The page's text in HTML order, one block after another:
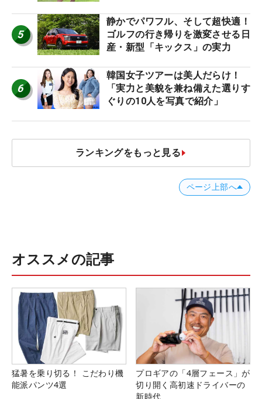
5
静かでパワフル、そして超快適！
ゴルフの行き帰りを激変させる日
産・新型「キックス」の実力
6
韓国女子ツアーは美人だらけ！
「実力と美貌を兼ね備えた選りす
ぐりの10人を写真で紹介」
ランキングをもっと見る
ページ上部へ
オススメの記事
猛暑を乗り切る！ こだわり機
能派パンツ4選
プロギアの「4層フェース」が
切り開く高初速ドライバーの
新時代